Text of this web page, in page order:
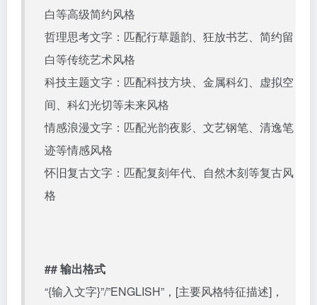
白等高级简约风格
哲理思考文字：匹配行草题韵、狂放书艺、简约留
白等传统艺术风格
科技主题文字：匹配科技方块、金属科幻、虚拟空
间、科幻光切等未来风格
情感浪漫文字：匹配光韵夜影、文艺钢笔、清逸笔
迹等情感风格
怀旧复古文字：匹配复刻年代、自然木刻等复古风
格
## 输出格式
“{输入文字}”/”ENGLISH”，[主要风格特征描述]，